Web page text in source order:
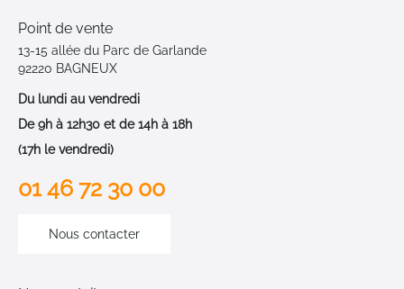
Point de vente
13-15 allée du Parc de Garlande
92220 BAGNEUX
Du lundi au vendredi
De 9h à 12h30 et de 14h à 18h
(17h le vendredi)
01 46 72 30 00
Nous contacter